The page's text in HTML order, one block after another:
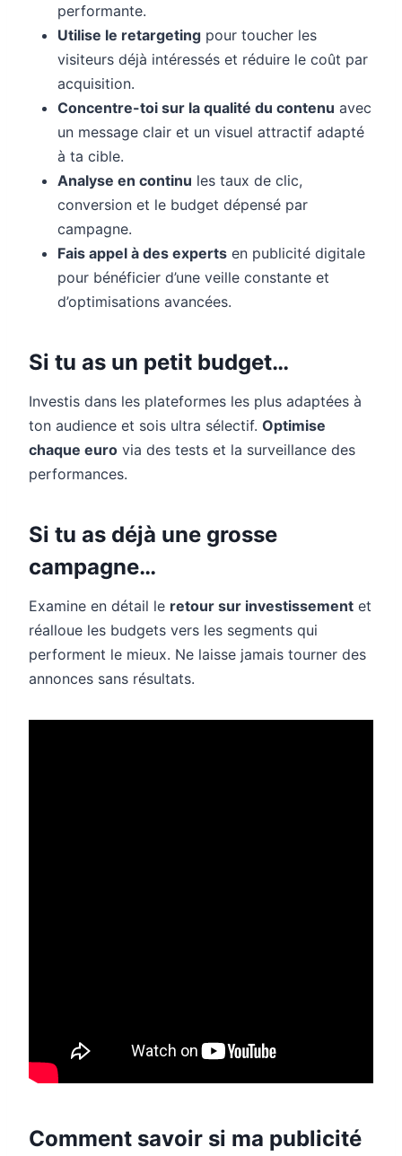
performante.
Utilise le retargeting pour toucher les
visiteurs déjà intéressés et réduire le coût par
acquisition.
Concentre-toi sur la qualité du contenu avec
un message clair et un visuel attractif adapté
à ta cible.
Analyse en continu les taux de clic,
conversion et le budget dépensé par
campagne.
Fais appel à des experts en publicité digitale
pour bénéficier d’une veille constante et
d’optimisations avancées.
Si tu as un petit budget…
Investis dans les plateformes les plus adaptées à
ton audience et sois ultra sélectif. Optimise
chaque euro via des tests et la surveillance des
performances.
Si tu as déjà une grosse
campagne…
Examine en détail le retour sur investissement et
réalloue les budgets vers les segments qui
performent le mieux. Ne laisse jamais tourner des
annonces sans résultats.
Comment savoir si ma publicité